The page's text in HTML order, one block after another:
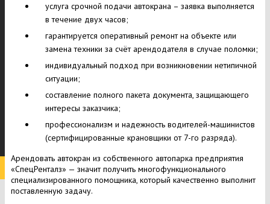
услуга срочной подачи автокрана – заявка выполняется
в течение двух часов;
гарантируется оперативный ремонт на объекте или
замена техники за счёт арендодателя в случае поломки;
индивидуальный подход при возникновении нетипичной
ситуации;
составление полного пакета документа, защищающего
интересы заказчика;
профессионализм и надежность водителей-машинистов
(сертифицированные крановщики от 7-го разряда).
Арендовать автокран из собственного автопарка предприятия
«СпецРенталз» — значит получить многофункционального
специализированного помощника, который качественно выполнит
поставленную задачу.